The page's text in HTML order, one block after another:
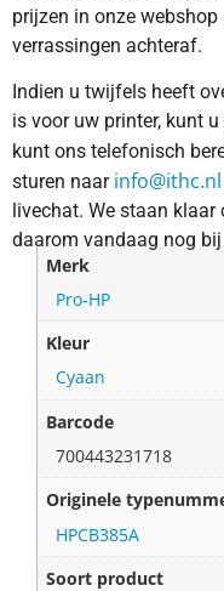
prijzen in onze
verrassingen achteraf.
Indien u twijfels heeft
is voor uw printer, kunt
kunt ons telefonisch
sturen naar info@ithc.nl
livechat. We staan
daarom vandaag nog bij
Merk
Pro-HP
Kleur
Cyaan
Barcode
700443231718
Originele
HPCB385A
Soort product